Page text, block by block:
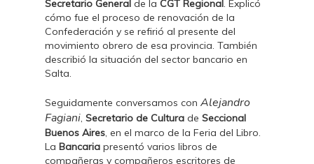
Secretario General de laCGT Regional. Explicó
cómo fue el proceso de renovación de la
Confederación y se refirió al presente del
movimiento obrero de esa provincia. También
describió la situación del sector bancario en
Salta.
Seguidamente conversamos conAlejandro
Fagiani,Secretario de Cultura deSeccional
Buenos Aires, en el marco de la Feria del Libro.
LaBancaria presentó varios libros de
compañeras y compañeros escritores de